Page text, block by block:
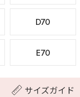
D70
E70
サイズガイド